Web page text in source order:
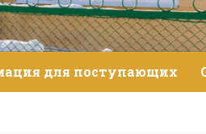
для поступающих